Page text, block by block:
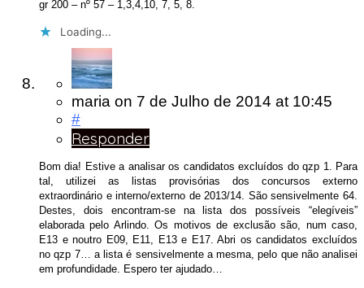
gr 200 – nº 57 – 1,3,4,10, 7, 5, 8.
Loading...
maria on 7 de Julho de 2014 at 10:45
#
Responder
Bom dia! Estive a analisar os candidatos excluídos do qzp 1. Para
tal, utilizei as listas provisórias dos concursos externo
extraordinário e interno/externo de 2013/14. São sensivelmente 64.
Destes, dois encontram-se na lista dos possíveis “elegíveis”
elaborada pelo Arlindo. Os motivos de exclusão são, num caso,
E13 e noutro E09, E11, E13 e E17. Abri os candidatos excluídos
no qzp 7… a lista é sensivelmente a mesma, pelo que não analisei
em profundidade. Espero ter ajudado…